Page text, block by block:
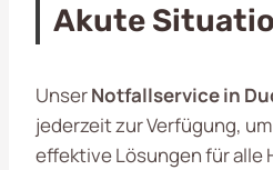
Akute
UnserNotfallservice in
jederzeit zur Verfügung,
effektive Lösungen für alle